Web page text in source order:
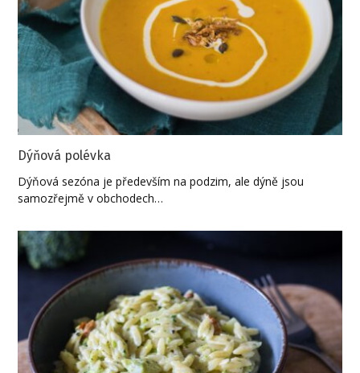
Dýňová polévka
Dýňová sezóna je především na podzim, ale dýně jsou
samozřejmě v obchodech…